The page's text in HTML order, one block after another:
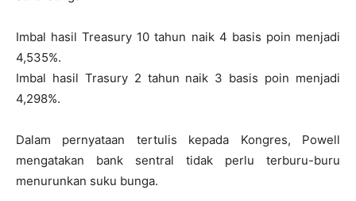
Imbal hasil Treasury 10 tahun naik 4 basis poin menjadi
4,535%.
Imbal hasil Trasury 2 tahun naik 3 basis poin menjadi
4,298%.
Dalam pernyataan tertulis kepada Kongres, Powell
mengatakan bank sentral tidak perlu terburu-buru
menurunkan suku bunga.